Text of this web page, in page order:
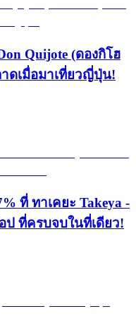
Quijote (ดองกิโฮ
ดเมื่อมาเที่ยวญี่ปุ่น!
ที่ ทาเคยะ Takeya -
ป ที่ครบจบในที่เดียว!